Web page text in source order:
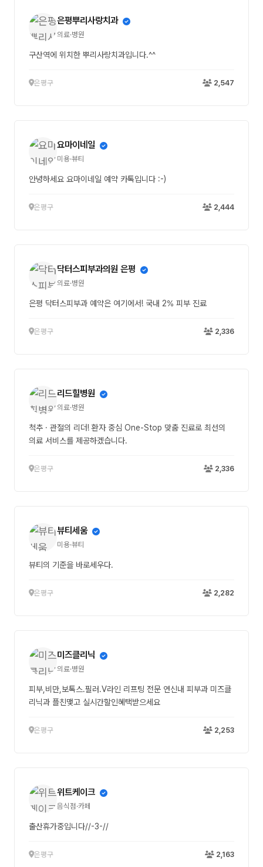
은평뿌리사랑치과
의료·병원
구산역에 위치한 뿌리사랑치과입니다.^^
은평구 2,547
요마이네일
미용·뷰티
안녕하세요 요마이네일 예약 카톡입니다 :-)
은평구 2,444
닥터스피부과의원 은평
의료·병원
은평 닥터스피부과 예약은 여기에서! 국내 2% 피부 진료
은평구 2,336
리드힐병원
의료·병원
척추 · 관절의 리더! 환자 중심 One-Stop 맞춤 진료로 최선의
의료 서비스를 제공하겠습니다.
은평구 2,336
뷰티세움
미용·뷰티
뷰티의 기준을 바로세우다.
은평구 2,282
미즈클리닉
의료·병원
피부,비만,보톡스.필러.V라인 리프팅 전문 연신내 피부과 미즈클
리닉과 플친맺고 실시간할인혜택받으세요
은평구 2,253
위트케이크
음식점·카페
출산휴가중입니다//-3-//
은평구 2,163